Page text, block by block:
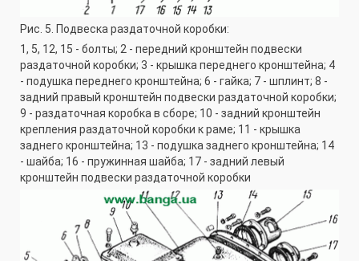
Рис. 5. Подвеска раздаточной коробки:
1, 5, 12, 15 - болты; 2 - передний кронштейн подвески
раздаточной коробки; 3 - крышка переднего кронштейна; 4
- подушка переднего кронштейна; 6 - гайка; 7 - шплинт; 8 -
задний правый кронштейн подвески раздаточной коробки;
9 - раздаточная коробка в сборе; 10 - задний кронштейн
крепления раздаточной коробки к раме; 11 - крышка
заднего кронштейна; 13 - подушка заднего кронштейна; 14
- шайба; 16 - пружинная шайба; 17 - задний левый
кронштейн подвески раздаточной коробки